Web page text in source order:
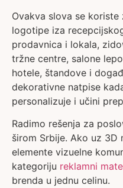
Ovakva slova se
logotipe iza
prodavnica i lokala,
tržne centre, salone
hotele, štandove i
dekorativne natpise
personalizuje i učini
Radimo rešenja za
širom Srbije. Ako uz 3D
elemente vizuelne
kategoriju reklamni
brenda u jednu celinu.